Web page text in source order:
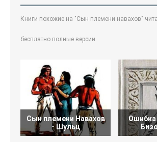
Книги похожие на "Сын племени навахов"
бесплатно полные версии.
Сын племени Навахов
- Шульц
Ошибка